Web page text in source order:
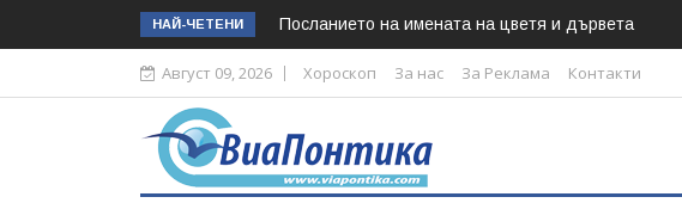
НАЙ-ЧЕТЕНИ Посланието на имената на цветя и дървета
Август 09, 2026 Хороскоп За нас За Реклама Контакти